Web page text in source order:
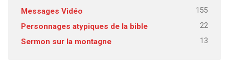
Messages Vidéo
155
Personnages atypiques de la bible 22
Sermon sur la montagne 13